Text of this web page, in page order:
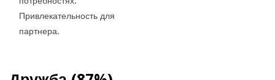
Привлекательность для
партнера.